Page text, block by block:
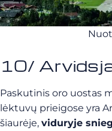
10/
Paskutinis oro uostas
lėktuvų prieigose yra
šiaurėje, viduryje